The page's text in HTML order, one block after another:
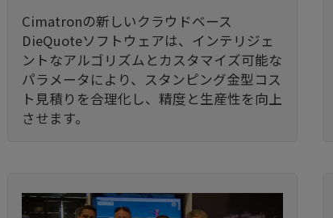
Cimatronの新しいクラウドベース
DieQuoteソフトウェアは、インテリジェ
ントなアルゴリズムとカスタマイズ可能な
パラメータにより、スタンピング金型コス
ト見積りを合理化し、精度と生産性を向上
させます。